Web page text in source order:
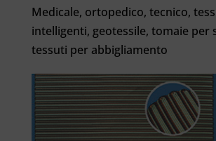
Medicale, ortopedico, tecnico,
intelligenti, geotessile, tomaie per
tessuti per abbigliamento